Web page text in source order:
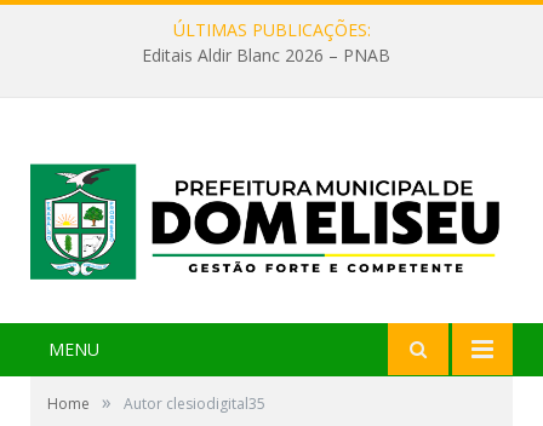
ÚLTIMAS PUBLICAÇÕES:
Editais Aldir Blanc 2026 – PNAB
MENU
Home » Autor clesiodigital35